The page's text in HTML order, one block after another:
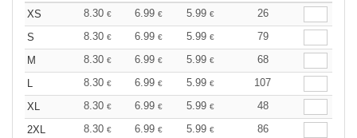
XS 8.30 € 6.99 € 5.99 €
26
S
8.30 € 6.99 € 5.99 €
79
M
8.30 € 6.99 € 5.99 €
68
8.30 € 6.99 € 5.99 €
107
XL
8.30 € 6.99 € 5.99 €
48
2XL
8.30 € 6.99 € 5.99 € 86